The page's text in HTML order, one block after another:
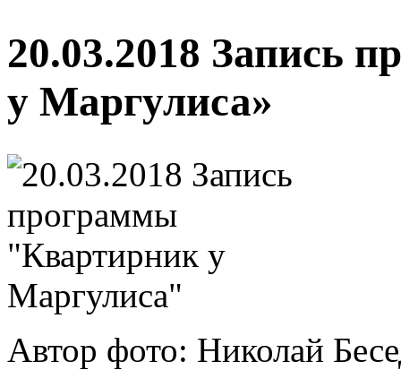
20.03.2018 Запись
у Маргулиса»
Автор фото: Николай